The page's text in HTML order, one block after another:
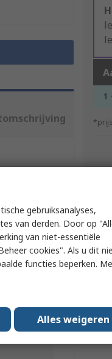
1
gebruiksanalyses,
van derden. Door op
van niet-essentiële
cookies". Als u dit
functies beperken.
Alles weigeren